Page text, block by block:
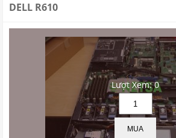
DELL R610
Lượt Xem: 0
MUA